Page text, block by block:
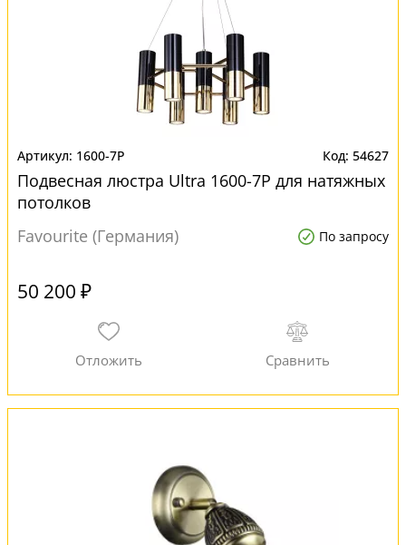
1600-7P 54627
Подвесная люстра Ultra 1600-7P для натяжных
потолков
Favourite (Германия)
По запросу
50 200 ₽